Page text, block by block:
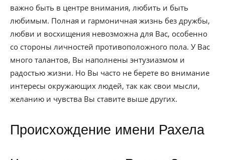
важно быть в центре внимания, любить и быть
любимым. Полная и гармоничная жизнь без дружбы,
любви и восхищения невозможна для Вас, особенно
со стороны личностей противоположного пола. У Вас
много талантов, Вы наполнены энтузиазмом и
радостью жизни. Но Вы часто не берете во внимание
интересы окружающих людей, так как свои мысли,
желанию и чувства Вы ставите выше других.
Происхождение имени Рахела